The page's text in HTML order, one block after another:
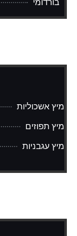
בורדומי
מיץ אשכוליות
מיץ תפוזים
מיץ עגבניות